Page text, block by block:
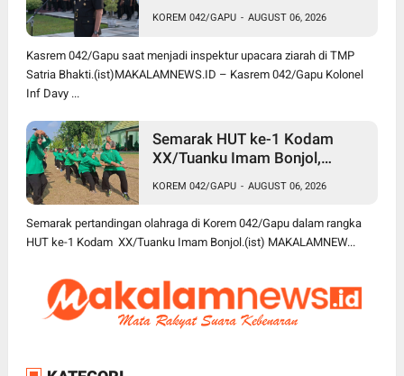
TMP Satria Bhakti
KOREM 042/GAPU - AUGUST 06, 2026
Kasrem 042/Gapu saat menjadi inspektur upacara ziarah di TMP
Satria Bhakti.(ist)MAKALAMNEWS.ID – Kasrem 042/Gapu Kolonel
Inf Davy ...
Semarak HUT ke-1 Kodam
XX/Tuanku Imam Bonjol,
Turnamen Olahraga
KOREM 042/GAPU - AUGUST 06, 2026
Semarak pertandingan olahraga di Korem 042/Gapu dalam rangka
HUT ke-1 Kodam XX/Tuanku Imam Bonjol.(ist) MAKALAMNEW...